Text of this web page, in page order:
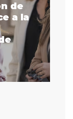
de
a la